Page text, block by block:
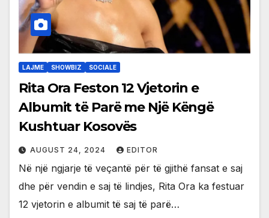
LAJME SHOWBIZ SOCIALE
Rita Ora Feston 12 Vjetorin e
Albumit të Parë me Një Këngë
Kushtuar Kosovës
AUGUST 24, 2024 EDITOR
Në një ngjarje të veçantë për të gjithë fansat e saj
dhe për vendin e saj të lindjes, Rita Ora ka festuar
12 vjetorin e albumit të saj të parë…